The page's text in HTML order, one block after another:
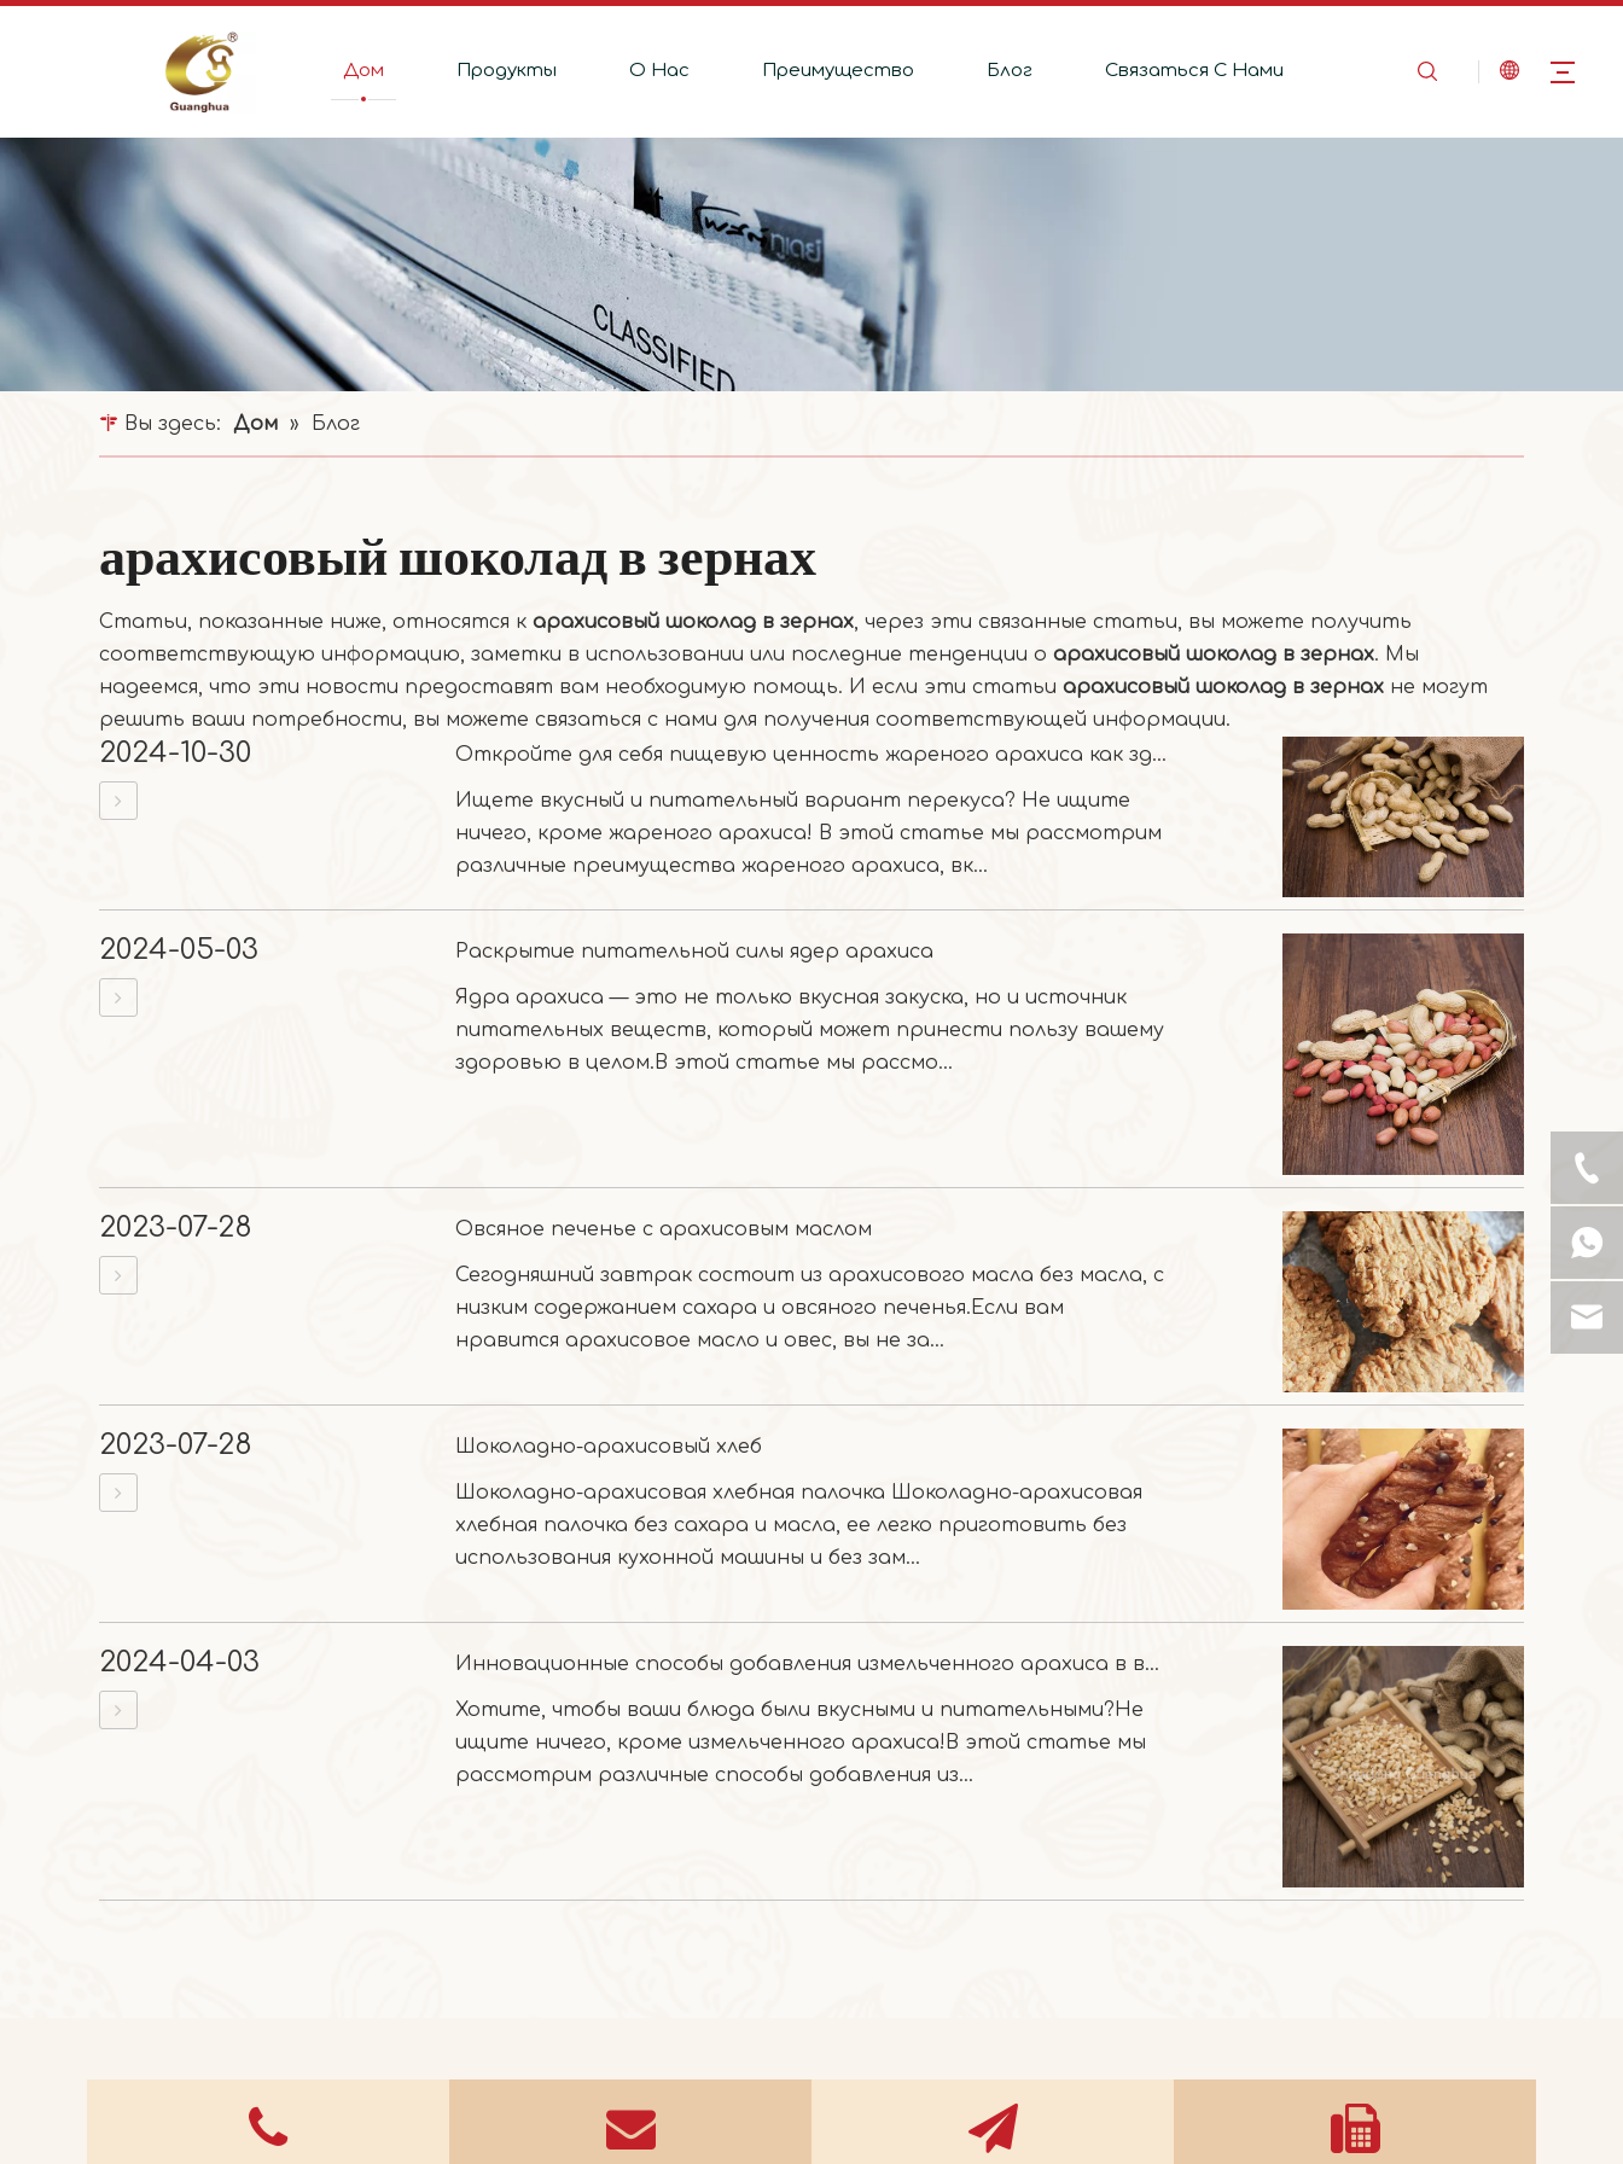
Дом Продукты О Hас Преимущество Блог Связаться C Hами
Вы здесь: Дом » Блог
арахисовый шоколад в зернах
Статьи, показанные ниже, относятся к арахисовый шоколад в зернах, через эти связанные статьи, вы можете получить
соответствующую информацию, заметки в использовании или последние тенденции о арахисовый шоколад в зернах. Мы
надеемся, что эти новости предоставят вам необходимую помощь. И если эти статьи арахисовый шоколад в зернах не могут
решить ваши потребности, вы можете связаться с нами для получения соответствующей информации.
2024-10-30 Откройте для себя пищевую ценность жареного арахиса как здорового перекуса
Ищете вкусный и питательный вариант перекуса? Не ищите
ничего, кроме жареного арахиса! В этой статье мы рассмотрим
различные преимущества жареного арахиса, вк...
2024-05-03 Раскрытие питательной силы ядер арахиса
Ядра арахиса — это не только вкусная закуска, но и источник
питательных веществ, который может принести пользу вашему
здоровью в целом.В этой статье мы рассмо...
2023-07-28 Овсяное печенье с арахисовым маслом
Сегодняшний завтрак состоит из арахисового масла без масла, с
низким содержанием сахара и овсяного печенья.Если вам
нравится арахисовое масло и овес, вы не за...
2023-07-28 Шоколадно-арахисовый хлеб
Шоколадно-арахисовая хлебная палочка Шоколадно-арахисовая
хлебная палочка без сахара и масла, ее легко приготовить без
использования кухонной машины и без зам...
2024-04-03 Инновационные способы добавления измельченного арахиса в ваши блюда
Хотите, чтобы ваши блюда были вкусными и питательными?Не
ищите ничего, кроме измельченного арахиса!В этой статье мы
рассмотрим различные способы добавления из...